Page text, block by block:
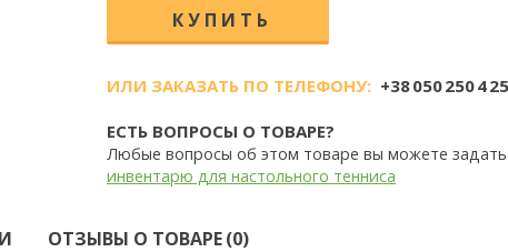
ИЛИ ЗАКАЗАТЬ ПО ТЕЛЕФОНУ: +38 050 250 4
ЕСТЬ ВОПРОСЫ О ТОВАРЕ?
Любые вопросы об этом товаре вы можете задать
инвентарю для настольного тенниса
ОТЗЫВЫ О ТОВАРЕ (0)